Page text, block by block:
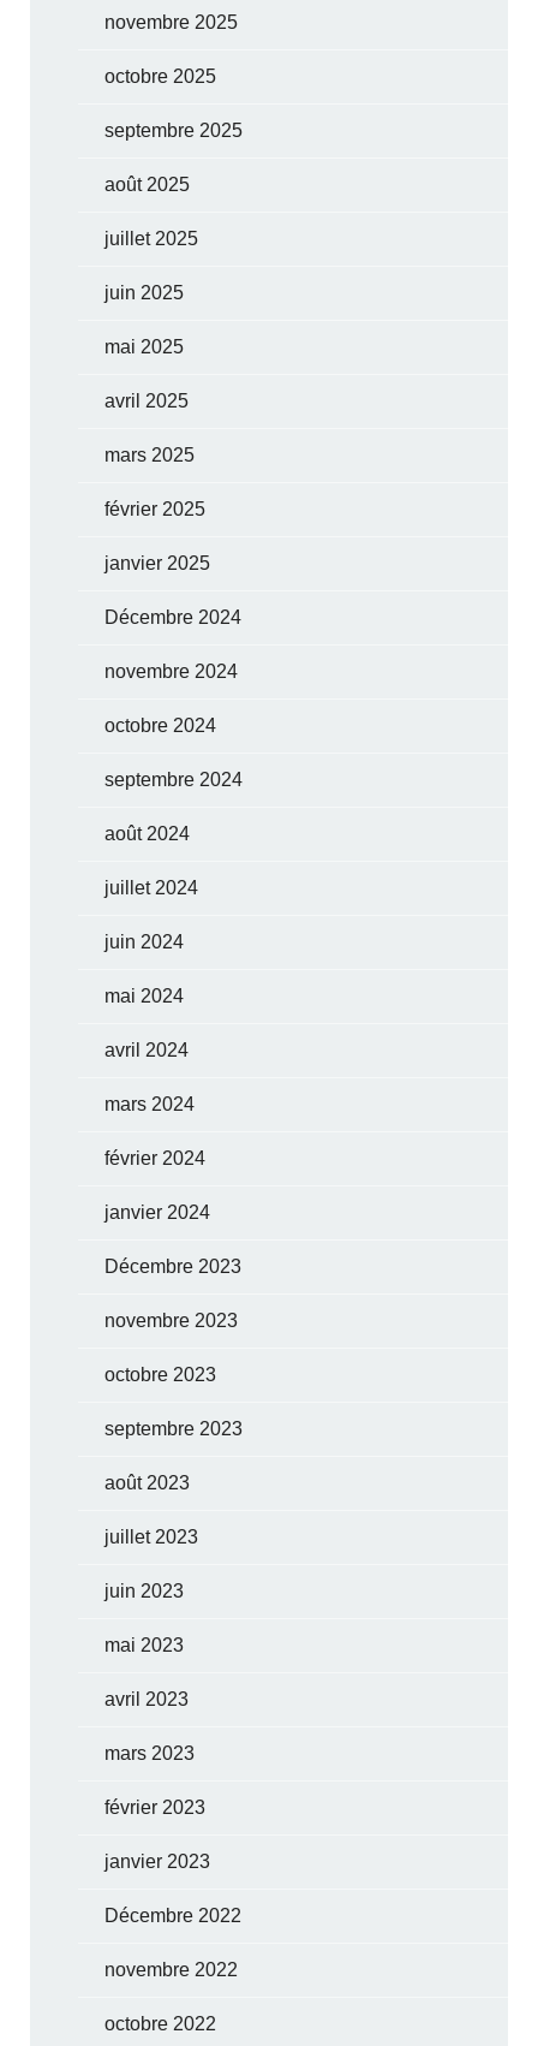
novembre 2025
octobre 2025
septembre 2025
août 2025
juillet 2025
juin 2025
mai 2025
avril 2025
mars 2025
février 2025
janvier 2025
Décembre 2024
novembre 2024
octobre 2024
septembre 2024
août 2024
juillet 2024
juin 2024
mai 2024
avril 2024
mars 2024
février 2024
janvier 2024
Décembre 2023
novembre 2023
octobre 2023
septembre 2023
août 2023
juillet 2023
juin 2023
mai 2023
avril 2023
mars 2023
février 2023
janvier 2023
Décembre 2022
novembre 2022
octobre 2022